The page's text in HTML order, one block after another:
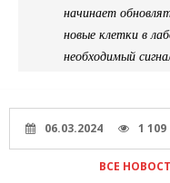
начинает
новые клетки в
необходимый
06.03.2024 1 109
ВСЕ